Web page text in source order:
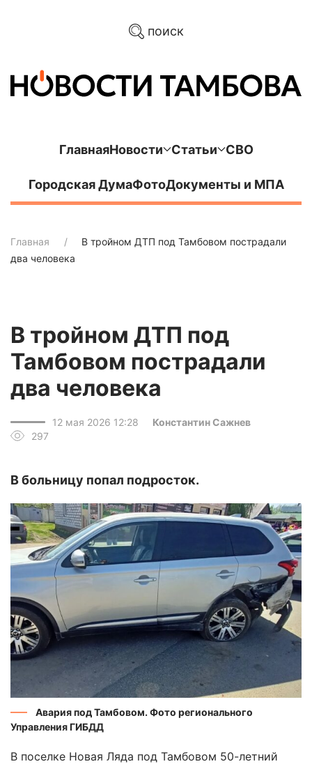
поиск
ГлавнаяНовости Статьи СВО
Городская ДумаФотоДокументы и МПА
Главная
В тройном ДТП под Тамбовом пострадали
два человека
В тройном ДТП под
Тамбовом пострадали
два человека
12 мая 2026 12:28
Константин Сажнев
297
В больницу попал подросток.
Авария под Тамбовом. Фото регионального
Управления ГИБДД
В поселке Новая Ляда под Тамбовом 50-летний